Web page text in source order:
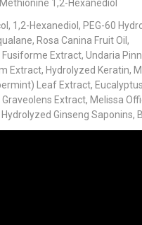
1,2-Hexanediol
1,2-Hexanediol, PEG-60
Rosa Canina Fruit Oil,
Fusiforme Extract, Undaria
Extract, Hydrolyzed Keratin,
Leaf Extract,
Extract, Melissa
Ginseng Saponins,